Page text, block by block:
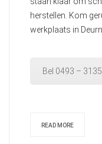
herstellen. Kom
werkplaats in
Bel 0493 –
READ MORE